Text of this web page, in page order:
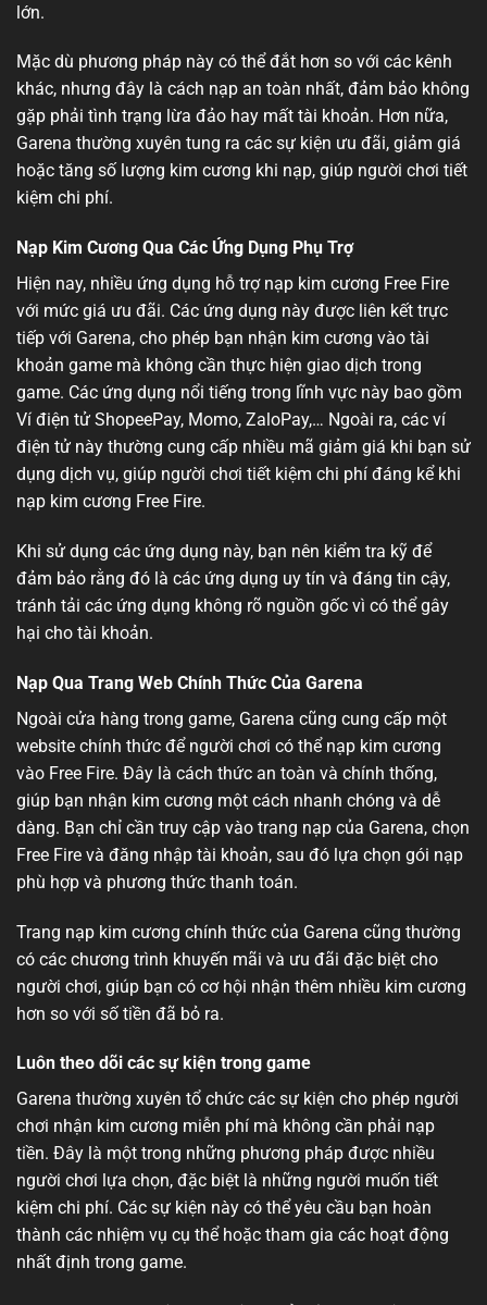
lớn.
Mặc dù phương pháp này có thể đắt hơn so với các kênh
khác, nhưng đây là cách nạp an toàn nhất, đảm bảo không
gặp phải tình trạng lừa đảo hay mất tài khoản. Hơn nữa,
Garena thường xuyên tung ra các sự kiện ưu đãi, giảm giá
hoặc tăng số lượng kim cương khi nạp, giúp người chơi tiết
kiệm chi phí.
Nạp Kim Cương Qua Các Ứng Dụng Phụ Trợ
Hiện nay, nhiều ứng dụng hỗ trợ nạp kim cương Free Fire
với mức giá ưu đãi. Các ứng dụng này được liên kết trực
tiếp với Garena, cho phép bạn nhận kim cương vào tài
khoản game mà không cần thực hiện giao dịch trong
game. Các ứng dụng nổi tiếng trong lĩnh vực này bao gồm
Ví điện tử ShopeePay, Momo, ZaloPay,… Ngoài ra, các ví
điện tử này thường cung cấp nhiều mã giảm giá khi bạn sử
dụng dịch vụ, giúp người chơi tiết kiệm chi phí đáng kể khi
nạp kim cương Free Fire.
Khi sử dụng các ứng dụng này, bạn nên kiểm tra kỹ để
đảm bảo rằng đó là các ứng dụng uy tín và đáng tin cậy,
tránh tải các ứng dụng không rõ nguồn gốc vì có thể gây
hại cho tài khoản.
Nạp Qua Trang Web Chính Thức Của Garena
Ngoài cửa hàng trong game, Garena cũng cung cấp một
website chính thức để người chơi có thể nạp kim cương
vào Free Fire. Đây là cách thức an toàn và chính thống,
giúp bạn nhận kim cương một cách nhanh chóng và dễ
dàng. Bạn chỉ cần truy cập vào trang nạp của Garena, chọn
Free Fire và đăng nhập tài khoản, sau đó lựa chọn gói nạp
phù hợp và phương thức thanh toán.
Trang nạp kim cương chính thức của Garena cũng thường
có các chương trình khuyến mãi và ưu đãi đặc biệt cho
người chơi, giúp bạn có cơ hội nhận thêm nhiều kim cương
hơn so với số tiền đã bỏ ra.
Luôn theo dõi các sự kiện trong game
Garena thường xuyên tổ chức các sự kiện cho phép người
chơi nhận kim cương miễn phí mà không cần phải nạp
tiền. Đây là một trong những phương pháp được nhiều
người chơi lựa chọn, đặc biệt là những người muốn tiết
kiệm chi phí. Các sự kiện này có thể yêu cầu bạn hoàn
thành các nhiệm vụ cụ thể hoặc tham gia các hoạt động
nhất định trong game.